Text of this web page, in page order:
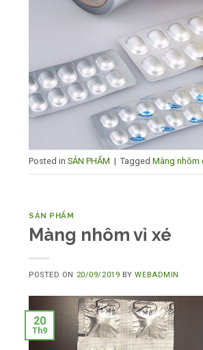
Posted in SẢN PHẨM | Tagged Màng nhôm
SẢN PHẨM
Màng nhôm vỉ xé
POSTED ON 20/09/2019 BYWEBADMIN
20
Th9